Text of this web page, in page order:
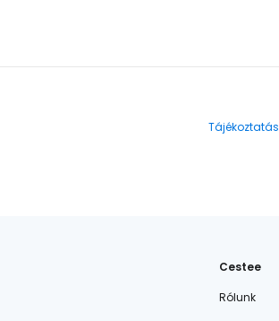
Tájékoztatás
Cestee
Rólunk